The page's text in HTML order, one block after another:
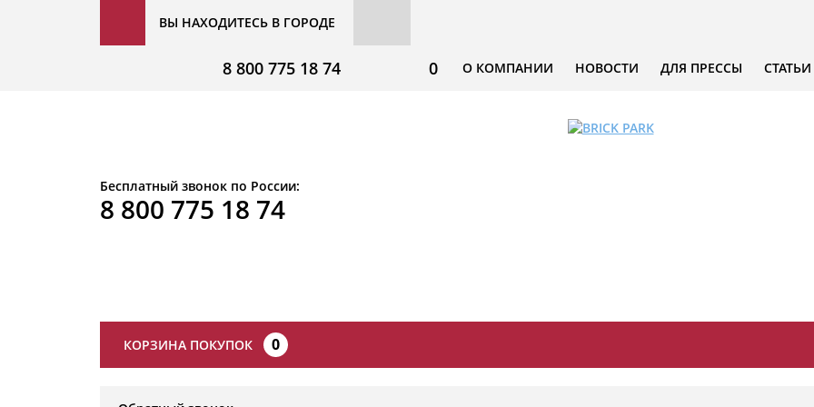
ВЫ НАХОДИТЕСЬ В ГОРОДЕ
О КОМПАНИИ НОВОСТИ ДЛЯ ПРЕССЫ СТАТЬИ
0
8 800 775 18 74
Бесплатный звонок по России:
8 800 775 18 74
КОРЗИНА ПОКУПОК 0